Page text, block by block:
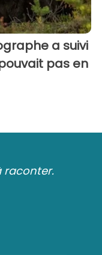
a suivi
pas en
raconter.